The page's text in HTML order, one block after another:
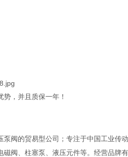
，并且质保一年！
阀的贸易型公司；专注于中国工业传动
阀、柱塞泵、液压元件等。经营品牌